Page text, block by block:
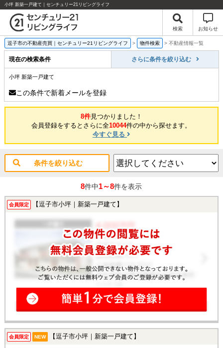
小坪 新築一戸建て｜センチュリー21リビングライフ
検索 お知らせ
逗子市の不動産売買｜センチュリー21リビングライフ > 物件検索 > 不動産情報一覧
現在の検索条件 さらに条件を絞り込む
小坪 新築一戸建て
この条件で新着メールを登録
8件見つかりました！
会員登録をするとさらに全10044件の中から探せます。
今すぐ見る
条件を絞り込む
8件中1～8件を表示
会員限定 【逗子市小坪｜新築一戸建て】
会員限定 NEW 【逗子市小坪｜新築一戸建て】